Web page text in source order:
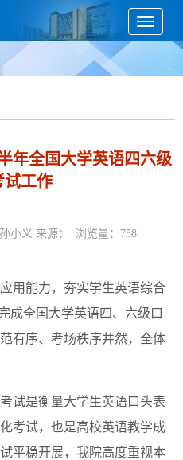
Toggle
年全国大学英语四六级
试工作
小义 来源： 浏览量： 758
用能力，夯实学生英语综合
成全国大学英语四、六级口
有序、考场秩序井然，全体
试是衡量大学生英语口头表
考试，也是高校英语教学成
平稳开展，我院高度重视本